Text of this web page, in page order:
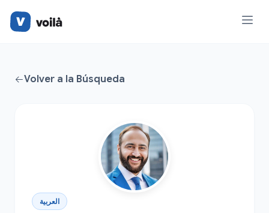
Volver a la Búsqueda
العربية